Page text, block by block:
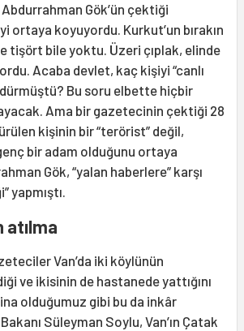
Gök’ün çektiği
ortaya koyuyordu. Kurkut’un bırakın
tişört bile yoktu. Üzeri çıplak, elinde
Acaba devlet, kaç kişiyi “canlı
Bu soru elbette hiçbir
Ama bir gazetecinin çektiği 28
kişinin bir “terörist” değil,
bir adam olduğunu ortaya
Gök, “yalan haberlere” karşı
yapmıştı.
atılma
Van’da iki köylünün
ve ikisinin de hastanede yattığını
olduğumuz gibi bu da inkâr
Süleyman Soylu, Van’ın Çatak